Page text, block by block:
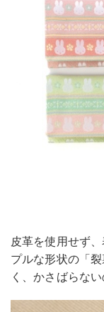
皮革を使用せず
プルな形状の「
く、かさばらない